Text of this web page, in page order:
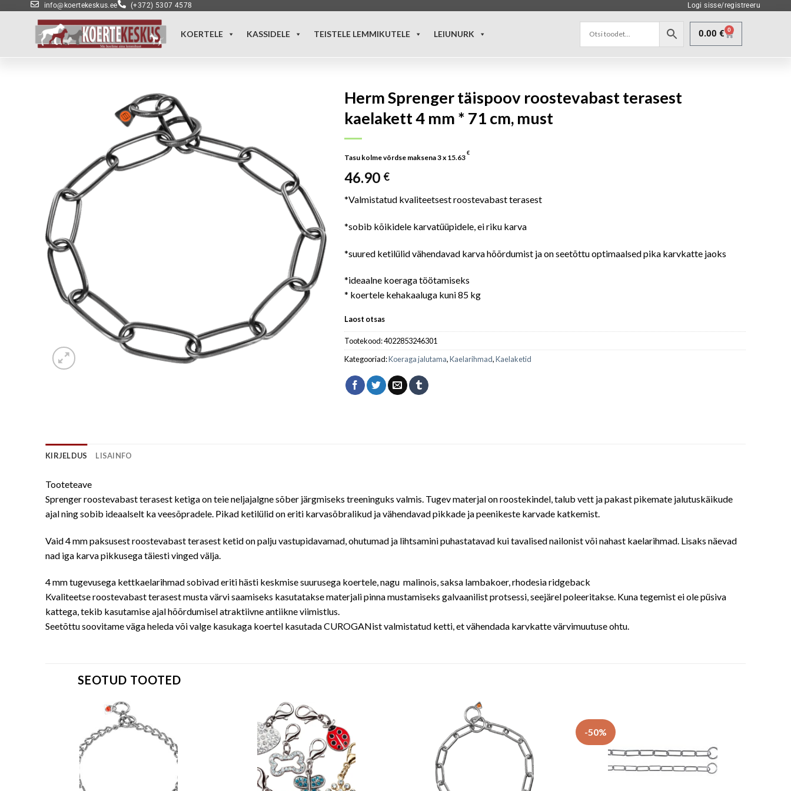
info@koertekeskus.ee (+372) 5307 4578 Logi sisse/registreeru
KOERTELE KASSIDELE TEISTELE LEMMIKUTELE LEIUNURK 0.00 € 0
Herm Sprenger täispoov roostevabast terasest
kaelakett 4 mm * 71 cm, must
Tasu kolme võrdse maksena 3 x 15.63
€
46.90 €
*Valmistatud kvaliteetsest roostevabast terasest
*sobib kõikidele karvatüüpidele, ei riku karva
*suured ketilülid vähendavad karva hõõrdumist ja on seetõttu optimaalsed pika karvkatte jaoks
*ideaalne koeraga töötamiseks
* koertele kehakaaluga kuni 85 kg
Laost otsas
Tootekood:4022853246301
Kategooriad:Koeraga jalutama,Kaelarihmad,Kaelaketid
KIRJELDUS LISAINFO
Tooteteave
Sprenger roostevabast terasest ketiga on teie neljajalgne sõber järgmiseks treeninguks valmis. Tugev materjal on roostekindel, talub vett ja pakast pikemate jalutuskäikude
ajal ning sobib ideaalselt ka veesõpradele. Pikad ketilülid on eriti karvasõbralikud ja vähendavad pikkade ja peenikeste karvade katkemist.
Vaid 4 mm paksusest roostevabast terasest ketid on palju vastupidavamad, ohutumad ja lihtsamini puhastatavad kui tavalised nailonist või nahast kaelarihmad. Lisaks näevad
nad iga karva pikkusega täiesti vinged välja.
4 mm tugevusega kettkaelarihmad sobivad eriti hästi keskmise suurusega koertele, nagu malinois, saksa lambakoer, rhodesia ridgeback
Kvaliteetse roostevabast terasest musta värvi saamiseks kasutatakse materjali pinna mustamiseks galvaanilist protsessi, seejärel poleeritakse. Kuna tegemist ei ole püsiva
kattega, tekib kasutamise ajal hõõrdumisel atraktiivne antiikne viimistlus.
Seetõttu soovitame väga heleda või valge kasukaga koertel kasutada CUROGANist valmistatud ketti, et vähendada karvkatte värvimuutuse ohtu.
SEOTUD TOOTED
-50%